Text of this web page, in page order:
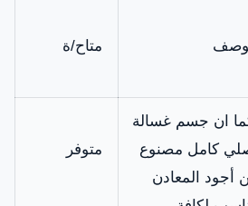
متاح/ة
ان جسم غسالة
كامل مصنوع
أجود المعادن
متوفر